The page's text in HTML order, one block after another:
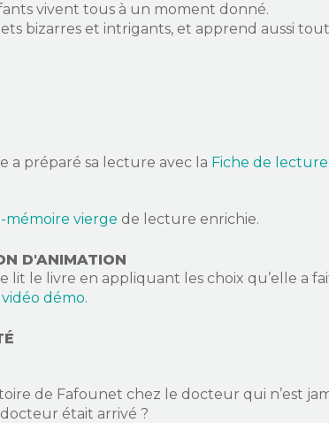
vivent tous à un moment donné.
bizarres et intrigants, et apprend aussi
a préparé sa lecture avec la Fiche de
mémoire vierge de lecture enrichie.
D'ANIMATION
lit le livre en appliquant les choix qu’elle a
vidéo démo.
de Fafounet chez le docteur qui n’est
docteur était arrivé ?